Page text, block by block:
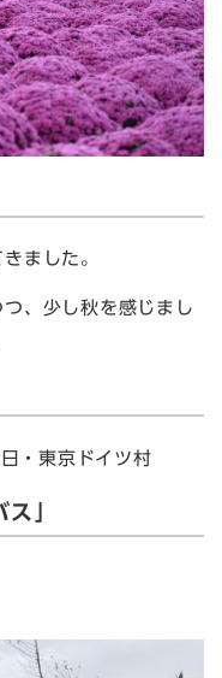
ました。
、少し秋を感じまし
東京ドイツ村
」